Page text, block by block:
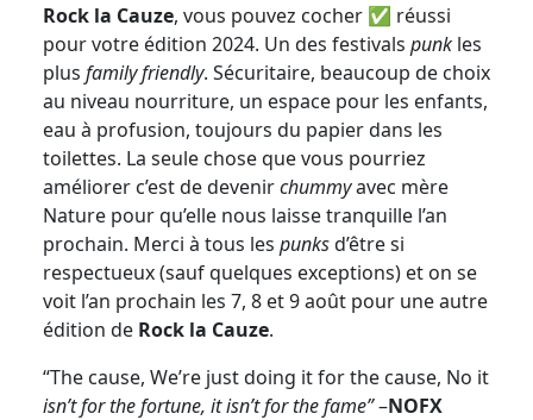
Rock la Cauze, vous pouvez cocher ✅️ réussi
pour votre édition 2024. Un des festivals punk les
plus family friendly. Sécuritaire, beaucoup de choix
au niveau nourriture, un espace pour les enfants,
eau à profusion, toujours du papier dans les
toilettes. La seule chose que vous pourriez
améliorer c’est de devenirchummyavec mère
Nature pour qu’elle nous laisse tranquille l’an
prochain. Merci à tous les punksd’être si
respectueux (sauf quelques exceptions) et on se
voit l’an prochain les 7, 8 et 9 août pour une autre
édition de Rock la Cauze.
“The cause, We’re just doing it for the cause, No it
isn’t for the fortune, it isn’t for the fame”–NOFX